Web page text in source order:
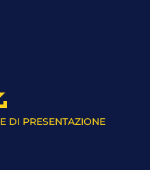
DI PRESENTAZIONE